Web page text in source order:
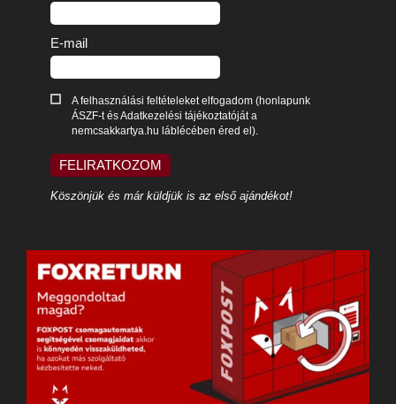
E-mail
A felhasználási feltételeket elfogadom (honlapunk
ÁSZF-t és Adatkezelési tájékoztatóját a
nemcsakkartya.hu láblécében éred el).
FELIRATKOZOM
Köszönjük és már küldjük is az első ajándékot!